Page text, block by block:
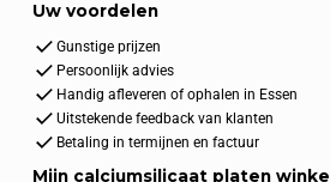
Uw voordelen
Gunstige prijzen
Persoonlijk advies
Handig afleveren of ophalen in Essen
Uitstekende feedback van klanten
Betaling in termijnen en factuur
Mijn calciumsilicaat platen winkel